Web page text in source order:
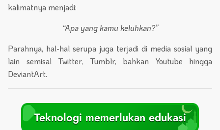
kalimatnya menjadi:
“Apa yang kamu keluhkan?”
Parahnya, hal-hal serupa juga terjadi di media sosial yang
lain semisal Twitter, Tumblr, bahkan Youtube hingga
DeviantArt.
Teknologi memerlukan edukasi